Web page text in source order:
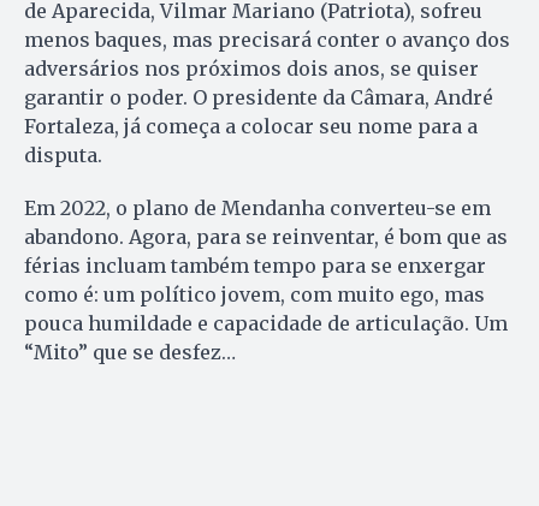
de Aparecida, Vilmar Mariano (Patriota), sofreu
menos baques, mas precisará conter o avanço dos
adversários nos próximos dois anos, se quiser
garantir o poder. O presidente da Câmara, André
Fortaleza, já começa a colocar seu nome para a
disputa.
Em 2022, o plano de Mendanha converteu-se em
abandono. Agora, para se reinventar, é bom que as
férias incluam também tempo para se enxergar
como é: um político jovem, com muito ego, mas
pouca humildade e capacidade de articulação. Um
“Mito” que se desfez…